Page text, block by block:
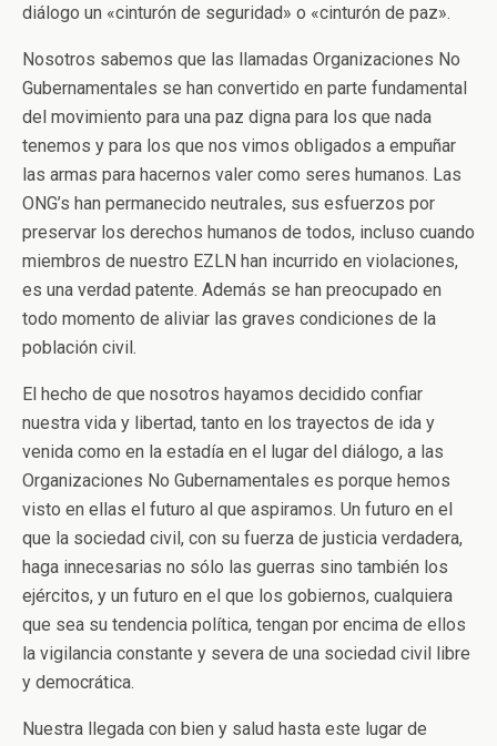
diálogo un «cinturón de seguridad» o «cinturón de paz».
Nosotros sabemos que las llamadas Organizaciones No
Gubernamentales se han convertido en parte fundamental
del movimiento para una paz digna para los que nada
tenemos y para los que nos vimos obligados a empuñar
las armas para hacernos valer como seres humanos. Las
ONG’s han permanecido neutrales, sus esfuerzos por
preservar los derechos humanos de todos, incluso cuando
miembros de nuestro EZLN han incurrido en violaciones,
es una verdad patente. Además se han preocupado en
todo momento de aliviar las graves condiciones de la
población civil.
El hecho de que nosotros hayamos decidido confiar
nuestra vida y libertad, tanto en los trayectos de ida y
venida como en la estadía en el lugar del diálogo, a las
Organizaciones No Gubernamentales es porque hemos
visto en ellas el futuro al que aspiramos. Un futuro en el
que la sociedad civil, con su fuerza de justicia verdadera,
haga innecesarias no sólo las guerras sino también los
ejércitos, y un futuro en el que los gobiernos, cualquiera
que sea su tendencia política, tengan por encima de ellos
la vigilancia constante y severa de una sociedad civil libre
y democrática.
Nuestra llegada con bien y salud hasta este lugar de